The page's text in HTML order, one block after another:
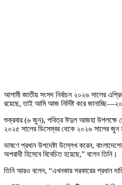
আগামী জাতীয় সংসদ নির্বাচন ২০২৬ সালের
রয়েছে, তাই আমি আজ নির্দিষ্ট করে
শুক্রবার (৬ জুন), পবিত্র ঈদুল আজহা উপলক্ষে
২০২৫ সালের ডিসেম্বর থেকে ২০২৬ সালের জুন
ভাষণে প্রধান উপদেষ্টা উল্লেখ করেন,
অপরাধী হিসেবে বিবেচিত হয়েছে,” বলেন তিনি।
তিনি আরও বলেন, “এখনকার সরকারের প্রধান